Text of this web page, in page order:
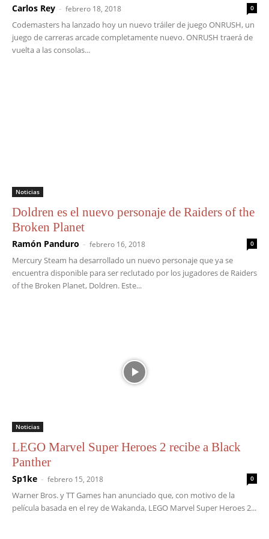
Carlos Rey - febrero 18, 2018 0
Codemasters ha lanzado hoy un nuevo tráiler de juego ONRUSH, un
juego de carreras arcade completamente nuevo. ONRUSH traerá de
vuelta a las consolas...
Noticias
Doldren es el nuevo personaje de Raiders of the
Broken Planet
Ramón Panduro - febrero 16, 2018 0
Mercury Steam ha desarrollado un nuevo personaje que ya se
encuentra disponible para ser reclutado por los jugadores de Raiders
of the Broken Planet, Doldren. Este...
Noticias
LEGO Marvel Super Heroes 2 recibe a Black
Panther
Sp1ke - febrero 15, 2018 0
Warner Bros. y TT Games han anunciado que, con motivo de la
película basada en el rey de Wakanda, LEGO Marvel Super Heroes 2...